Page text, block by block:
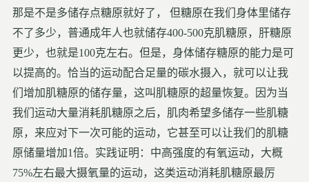
那是不是多储存点糖原就好了， 但糖原在我们身体里储存
不了多少，普通成年人也就储存400-500克肌糖原，肝糖原
更少，也就是100克左右。但是，身体储存糖原的能力是可
以提高的。恰当的运动配合足量的碳水摄入，就可以让我
们增加肌糖原的储存量，这叫肌糖原的超量恢复。因为当
我们运动大量消耗肌糖原之后，肌肉希望多储存一些肌糖
原，来应对下一次可能的运动，它甚至可以让我们的肌糖
原储量增加1倍。实践证明：中高强度的有氧运动，大概
75%左右最大摄氧量的运动，这类运动消耗肌糖原最厉